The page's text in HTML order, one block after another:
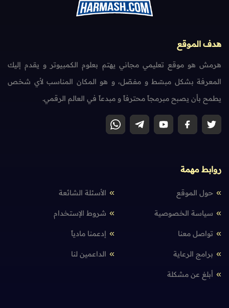
هدف الموقع
هرمش هو موقع تعليمي مجاني يهتم بعلوم الكمبيوتر و يقدم إليك
المعرفة بشكل مبسّط و مفصّل، و هو المكان المناسب لأي شخص
يطمح بأن يصبح مبرمجاً محترفاً و مبدعاً في العالم الرقمي.
روابط مهمة
حول الموقع الأسئلة الشائعة
سياسة الخصوصية شروط الإستخدام
تواصل معنا إدعمنا مادياً
برامج الرعاية الداعمين لنا
أبلغ عن مشكلة